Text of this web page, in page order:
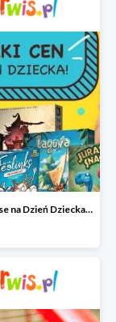
Gry Funiverse na Dzień Dziecka w Urwis.pl od 29,29 zł